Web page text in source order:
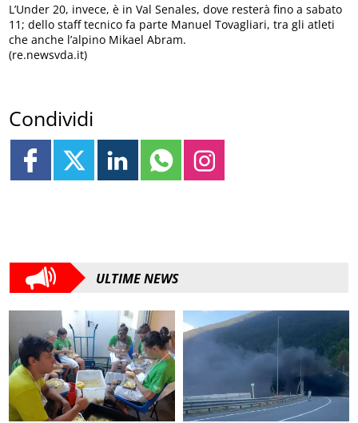
L’Under 20, invece, è in Val Senales, dove resterà fino a sabato
11; dello staff tecnico fa parte Manuel Tovagliari, tra gli atleti
che anche l’alpino Mikael Abram.
(re.newsvda.it)
Condividi
ULTIME NEWS